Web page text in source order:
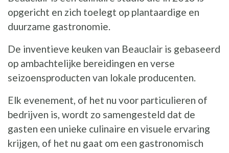
opgericht en zich toelegt op plantaardige en
duurzame gastronomie.
De inventieve keuken van Beauclair is gebaseerd
op ambachtelijke bereidingen en verse
seizoensproducten van lokale producenten.
Elk evenement, of het nu voor particulieren of
bedrijven is, wordt zo samengesteld dat de
gasten een unieke culinaire en visuele ervaring
krijgen, of het nu gaat om een gastronomisch